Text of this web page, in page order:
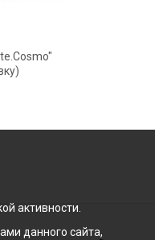
активности.
данного сайта,